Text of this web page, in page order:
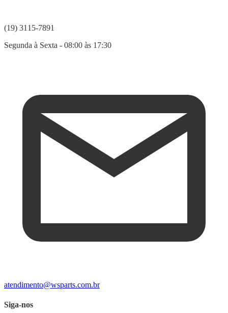
(19) 3115-7891
Segunda à Sexta - 08:00 às 17:30
atendimento@wsparts.com.br
Siga-nos